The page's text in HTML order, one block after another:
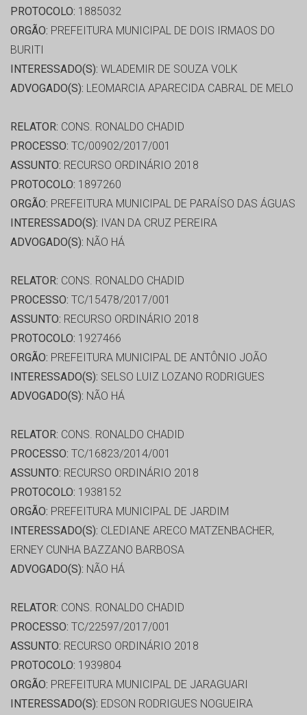
PROTOCOLO: 1885032
ORGÃO: PREFEITURA MUNICIPAL DE DOIS IRMAOS DO
BURITI
INTERESSADO(S): WLADEMIR DE SOUZA VOLK
ADVOGADO(S): LEOMARCIA APARECIDA CABRAL DE MELO
RELATOR: CONS. RONALDO CHADID
PROCESSO: TC/00902/2017/001
ASSUNTO: RECURSO ORDINÁRIO 2018
PROTOCOLO: 1897260
ORGÃO: PREFEITURA MUNICIPAL DE PARAÍSO DAS ÁGUAS
INTERESSADO(S): IVAN DA CRUZ PEREIRA
ADVOGADO(S): NÃO HÁ
RELATOR: CONS. RONALDO CHADID
PROCESSO: TC/15478/2017/001
ASSUNTO: RECURSO ORDINÁRIO 2018
PROTOCOLO: 1927466
ORGÃO: PREFEITURA MUNICIPAL DE ANTÔNIO JOÃO
INTERESSADO(S): SELSO LUIZ LOZANO RODRIGUES
ADVOGADO(S): NÃO HÁ
RELATOR: CONS. RONALDO CHADID
PROCESSO: TC/16823/2014/001
ASSUNTO: RECURSO ORDINÁRIO 2018
PROTOCOLO: 1938152
ORGÃO: PREFEITURA MUNICIPAL DE JARDIM
INTERESSADO(S): CLEDIANE ARECO MATZENBACHER,
ERNEY CUNHA BAZZANO BARBOSA
ADVOGADO(S): NÃO HÁ
RELATOR: CONS. RONALDO CHADID
PROCESSO: TC/22597/2017/001
ASSUNTO: RECURSO ORDINÁRIO 2018
PROTOCOLO: 1939804
ORGÃO: PREFEITURA MUNICIPAL DE JARAGUARI
INTERESSADO(S): EDSON RODRIGUES NOGUEIRA